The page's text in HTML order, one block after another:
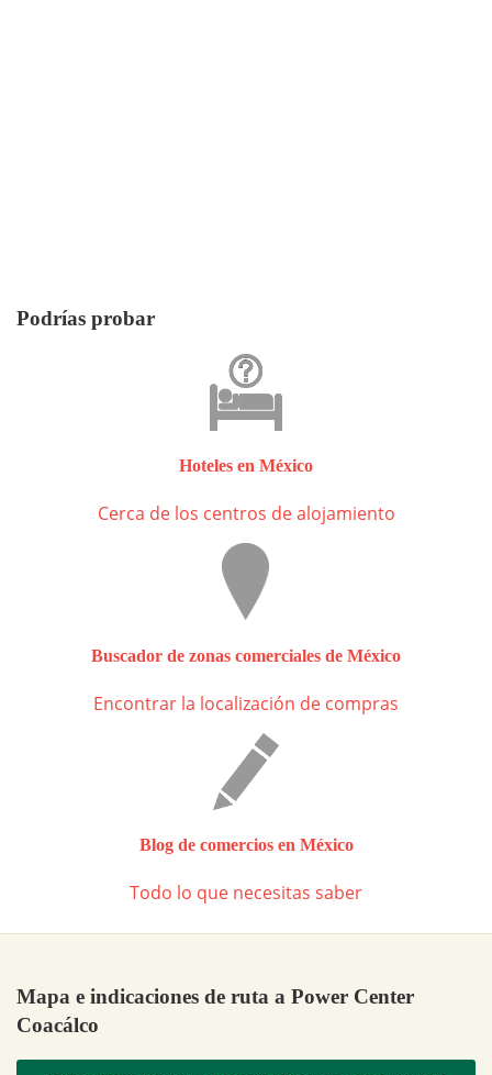
Podrías probar
Hoteles en México
Cerca de los centros de alojamiento
Buscador de zonas comerciales de México
Encontrar la localización de compras
Blog de comercios en México
Todo lo que necesitas saber
Mapa e indicaciones de ruta a Power Center
Coacálco